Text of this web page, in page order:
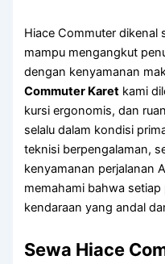
Hiace Commuter dikenal
mampu mengangkut
dengan kenyamanan
Commuter Karet kami
kursi ergonomis, dan
selalu dalam kondisi
teknisi berpengalaman,
kenyamanan perjalanan
memahami bahwa
kendaraan yang andal
Sewa Hiace